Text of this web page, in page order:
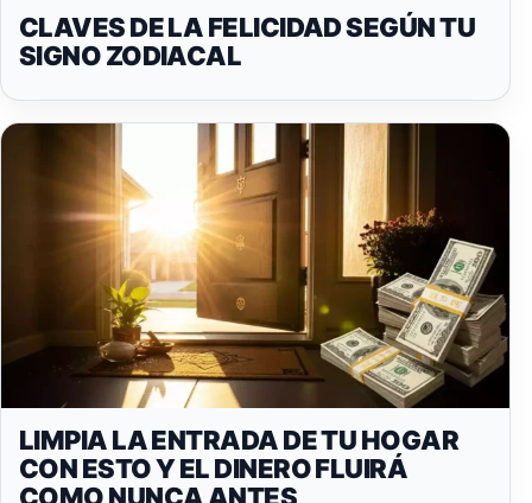
CLAVES DE LA FELICIDAD SEGÚN TU
SIGNO ZODIACAL
LIMPIA LA ENTRADA DE TU HOGAR
CON ESTO Y EL DINERO FLUIRÁ